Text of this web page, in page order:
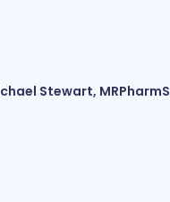
Stewart, MRPharmS